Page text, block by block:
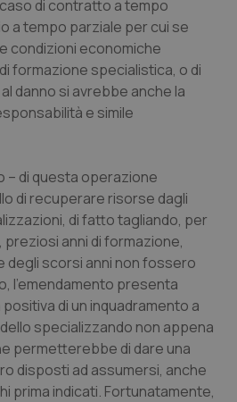
di contratto a tempo
a tempo parziale per cui se
condizioni economiche
formazione specialistica, o di
danno si avrebbe anche la
e simile
– di questa operazione
di recuperare risorse dagli
di fatto tagliando, per
anni di formazione,
degli scorsi anni non fossero
l’emendamento presenta
di un inquadramento a
specializzando non appena
permetterebbe di dare una
disposti ad assumersi, anche
prima indicati. Fortunatamente,